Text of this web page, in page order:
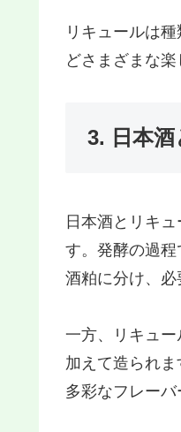
リキュールは
どさまざまな
3. 日本
日本酒とリキ
す。発酵の過
酒粕に分け、必
一方、リキュ
加えて造られ
多彩なフレー